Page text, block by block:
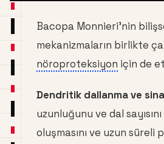
Bacopa Monnieri'nin
mekanizmaların birlikte
nöroproteksiyon için de
Dendritik dallanma ve
uzunluğunu ve dal
oluşmasını ve uzun